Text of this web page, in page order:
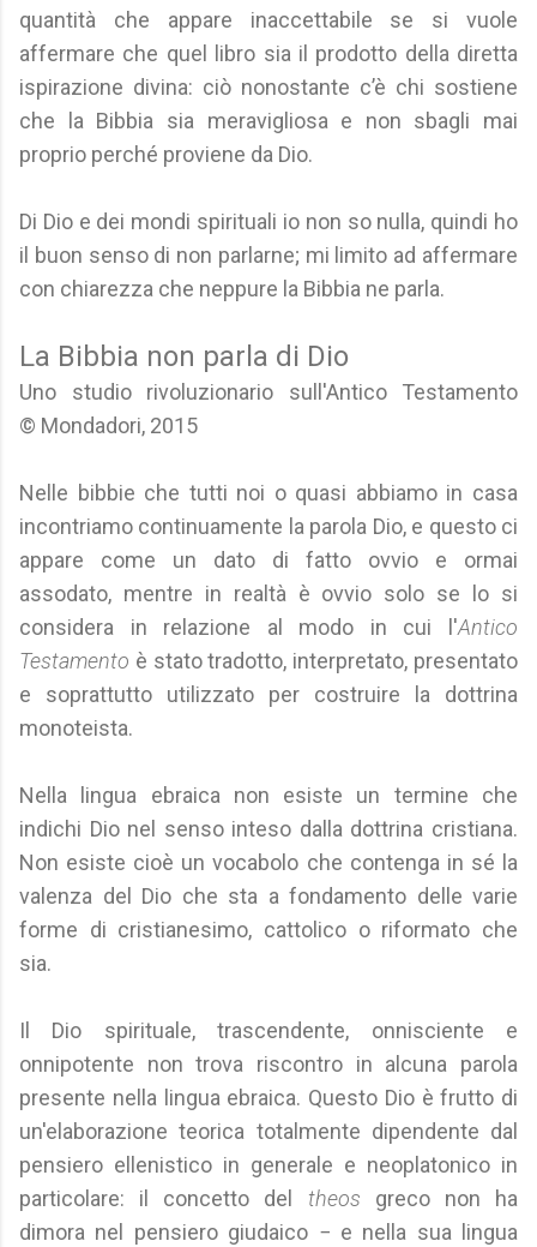
quantità che appare inaccettabile se si vuole
affermare che quel libro sia il prodotto della diretta
ispirazione divina: ciò nonostante c’è chi sostiene
che la Bibbia sia meravigliosa e non sbagli mai
proprio perché proviene da Dio.
Di Dio e dei mondi spirituali io non so nulla, quindi ho
il buon senso di non parlarne; mi limito ad affermare
con chiarezza che neppure la Bibbia ne parla.
La Bibbia non parla di Dio
Uno studio rivoluzionario sull'Antico Testamento
© Mondadori, 2015
Nelle bibbie che tutti noi o quasi abbiamo in casa
incontriamo continuamente la parola Dio, e questo ci
appare come un dato di fatto ovvio e ormai
assodato, mentre in realtà è ovvio solo se lo si
considera in relazione al modo in cui l'Antico
Testamento è stato tradotto, interpretato, presentato
e soprattutto utilizzato per costruire la dottrina
monoteista.
Nella lingua ebraica non esiste un termine che
indichi Dio nel senso inteso dalla dottrina cristiana.
Non esiste cioè un vocabolo che contenga in sé la
valenza del Dio che sta a fondamento delle varie
forme di cristianesimo, cattolico o riformato che
sia.
Il Dio spirituale, trascendente, onnisciente e
onnipotente non trova riscontro in alcuna parola
presente nella lingua ebraica. Questo Dio è frutto di
un'elaborazione teorica totalmente dipendente dal
pensiero ellenistico in generale e neoplatonico in
particolare: il concetto del theos greco non ha
dimora nel pensiero giudaico − e nella sua lingua